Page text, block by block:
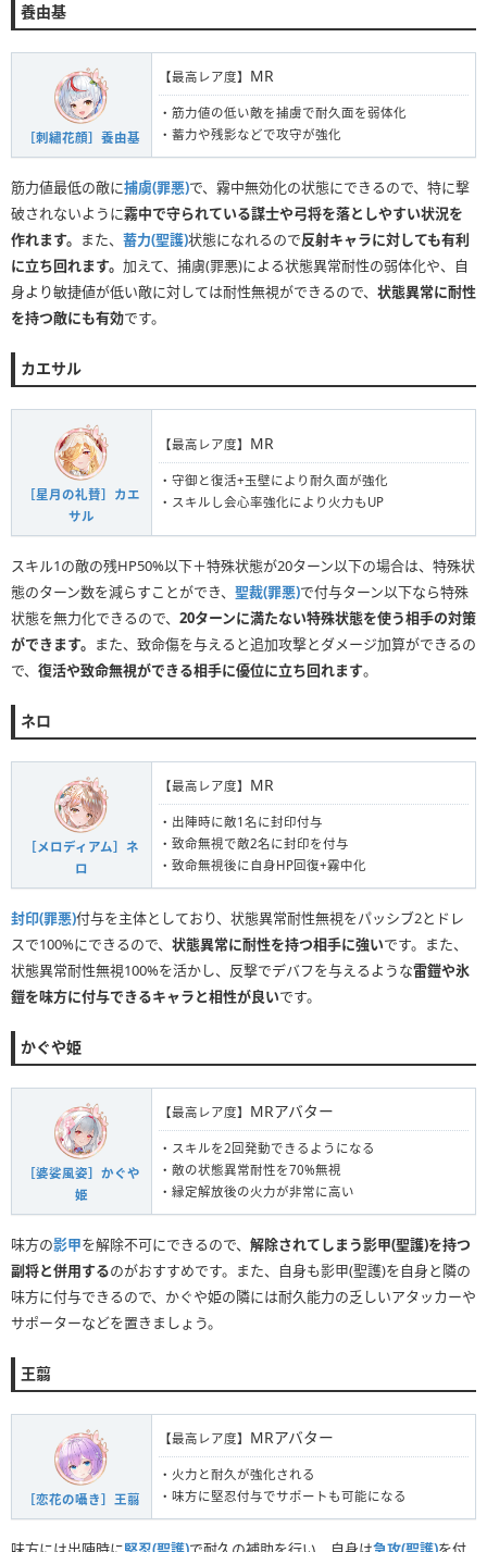
養由基
［刺繡花顔］養由基
【最高レア度】 MR
・筋力値の低い敵を捕虜で耐久面を弱体化
・蓄力や残影などで攻守が強化
筋力値最低の敵に捕虜(罪悪)で、霧中無効化の状態にできるので、特に撃
破されないように霧中で守られている謀士や弓将を落としやすい状況を
作れます。 また、 蓄力(聖護)状態になれるので反射キャラに対しても有利
に立ち回れます。 加えて、捕虜(罪悪)による状態異常耐性の弱体化や、自
身より敏捷値が低い敵に対しては耐性無視ができるので、 状態異常に耐性
を持つ敵にも有効です。
カエサル
［星月の礼賛］カエ
サル
【最高レア度】 MR
・守御と復活+玉壁により耐久面が強化
・スキルし会心率強化により火力もUP
スキル1の敵の残HP50%以下＋特殊状態が20ターン以下の場合は、特殊状
態のターン数を減らすことができ、 聖裁(罪悪)で付与ターン以下なら特殊
状態を無力化できるので、 20ターンに満たない特殊状態を使う相手の対策
ができます。 また、致命傷を与えると追加攻撃とダメージ加算ができるの
で、 復活や致命無視ができる相手に優位に立ち回れます。
ネロ
［メロディアム］ネ
ロ
【最高レア度】 MR
・出陣時に敵1名に封印付与
・致命無視で敵2名に封印を付与
・致命無視後に自身HP回復+霧中化
封印(罪悪)付与を主体としており、状態異常耐性無視をパッシブ2とドレ
スで100%にできるので、 状態異常に耐性を持つ相手に強いです。また、
状態異常耐性無視100%を活かし、反撃でデバフを与えるような雷鎧や氷
鎧を味方に付与できるキャラと相性が良いです。
かぐや姫
［婆娑風姿］かぐや
姫
【最高レア度】 MRアバター
・スキルを2回発動できるようになる
・敵の状態異常耐性を70%無視
・縁定解放後の火力が非常に高い
味方の影甲を解除不可にできるので、 解除されてしまう影甲(聖護)を持つ
副将と併用するのがおすすめです。また、自身も影甲(聖護)を自身と隣の
味方に付与できるので、かぐや姫の隣には耐久能力の乏しいアタッカーや
サポーターなどを置きましょう。
王翦
［恋花の囁き］王翦
【最高レア度】 MRアバター
・火力と耐久が強化される
・味方に堅忍付与でサポートも可能になる